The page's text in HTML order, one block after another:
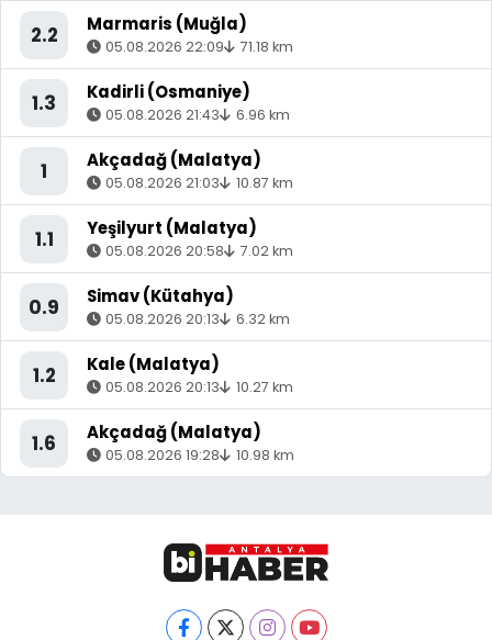
2.2 Marmaris (Muğla)
05.08.2026 22:09 71.18 km
1.3 Kadirli (Osmaniye)
05.08.2026 21:43 6.96 km
1 Akçadağ (Malatya)
05.08.2026 21:03 10.87 km
1.1 Yeşilyurt (Malatya)
05.08.2026 20:58 7.02 km
0.9 Simav (Kütahya)
05.08.2026 20:13 6.32 km
1.2 Kale (Malatya)
05.08.2026 20:13 10.27 km
1.6 Akçadağ (Malatya)
05.08.2026 19:28 10.98 km